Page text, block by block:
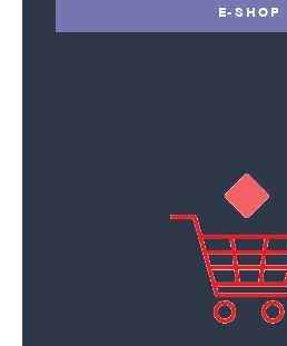
E-SHOP